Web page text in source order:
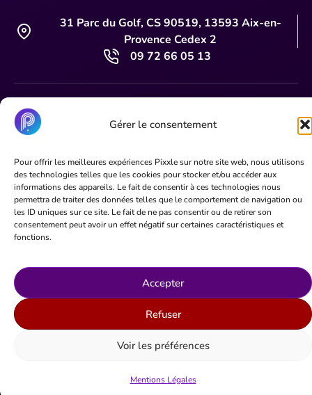
Gérer le consentement
Pour offrir les meilleures expériences Pixxle sur notre site web, nous utilisons
des technologies telles que les cookies pour stocker et/ou accéder aux
informations des appareils. Le fait de consentir à ces technologies nous
permettra de traiter des données telles que le comportement de navigation ou
les ID uniques sur ce site. Le fait de ne pas consentir ou de retirer son
consentement peut avoir un effet négatif sur certaines caractéristiques et
fonctions.
Accepter
Refuser
Voir les préférences
Mentions Légales
31 Parc du Golf, CS 90519, 13593 Aix-en-
Provence Cedex 2
09 72 66 05 13
© 2026 Pixxle – Tous droits réservés